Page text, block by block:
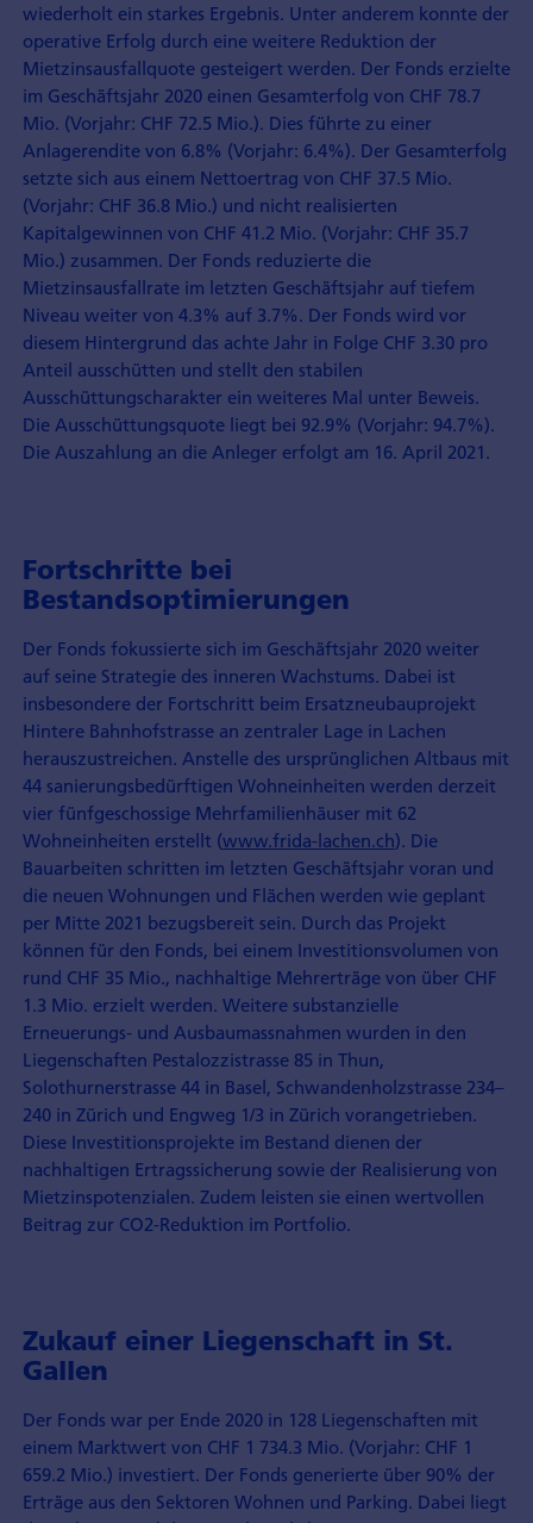
wiederholt ein starkes Ergebnis. Unter anderem konnte der
operative Erfolg durch eine weitere Reduktion der
Mietzinsausfallquote gesteigert werden. Der Fonds erzielte
im Geschäftsjahr 2020 einen Gesamterfolg von CHF 78.7
Mio. (Vorjahr: CHF 72.5 Mio.). Dies führte zu einer
Anlagerendite von 6.8% (Vorjahr: 6.4%). Der Gesamterfolg
setzte sich aus einem Nettoertrag von CHF 37.5 Mio.
(Vorjahr: CHF 36.8 Mio.) und nicht realisierten
Kapitalgewinnen von CHF 41.2 Mio. (Vorjahr: CHF 35.7
Mio.) zusammen. Der Fonds reduzierte die
Mietzinsausfallrate im letzten Geschäftsjahr auf tiefem
Niveau weiter von 4.3% auf 3.7%. Der Fonds wird vor
diesem Hintergrund das achte Jahr in Folge CHF 3.30 pro
Anteil ausschütten und stellt den stabilen
Ausschüttungscharakter ein weiteres Mal unter Beweis.
Die Ausschüttungsquote liegt bei 92.9% (Vorjahr: 94.7%).
Die Auszahlung an die Anleger erfolgt am 16. April 2021.
Fortschritte bei
Bestandsoptimierungen
Der Fonds fokussierte sich im Geschäftsjahr 2020 weiter
auf seine Strategie des inneren Wachstums. Dabei ist
insbesondere der Fortschritt beim Ersatzneubauprojekt
Hintere Bahnhofstrasse an zentraler Lage in Lachen
herauszustreichen. Anstelle des ursprünglichen Altbaus mit
44 sanierungsbedürftigen Wohneinheiten werden derzeit
vier fünfgeschossige Mehrfamilienhäuser mit 62
Wohneinheiten erstellt (www.frida-lachen.ch). Die
Bauarbeiten schritten im letzten Geschäftsjahr voran und
die neuen Wohnungen und Flächen werden wie geplant
per Mitte 2021 bezugsbereit sein. Durch das Projekt
können für den Fonds, bei einem Investitionsvolumen von
rund CHF 35 Mio., nachhaltige Mehrerträge von über CHF
1.3 Mio. erzielt werden. Weitere substanzielle
Erneuerungs- und Ausbaumassnahmen wurden in den
Liegenschaften Pestalozzistrasse 85 in Thun,
Solothurnerstrasse 44 in Basel, Schwandenholzstrasse 234–
240 in Zürich und Engweg 1/3 in Zürich vorangetrieben.
Diese Investitionsprojekte im Bestand dienen der
nachhaltigen Ertragssicherung sowie der Realisierung von
Mietzinspotenzialen. Zudem leisten sie einen wertvollen
Beitrag zur CO2-Reduktion im Portfolio.
Zukauf einer Liegenschaft in St.
Gallen
Der Fonds war per Ende 2020 in 128 Liegenschaften mit
einem Marktwert von CHF 1 734.3 Mio. (Vorjahr: CHF 1
659.2 Mio.) investiert. Der Fonds generierte über 90% der
Erträge aus den Sektoren Wohnen und Parking. Dabei liegt